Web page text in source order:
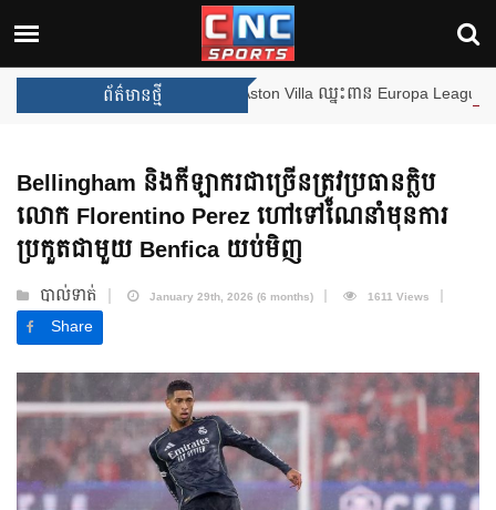
ព័ត៌មានថ្មី
ឈ្នះពានរង្វាន់បន្ថែមទៀត បន្ទាប់ពី Aston Villa ឈ្នះពាន Europa League
Bellingham និងកីឡាករជាច្រើនត្រូវប្រធានក្លិប
លោក Florentino Perez ហៅទៅណែនាំមុនការ
ប្រកួតជាមួយ Benfica យប់មិញ
បាល់ទាត់ January 29th, 2026 (6 months) 1611 Views
Share